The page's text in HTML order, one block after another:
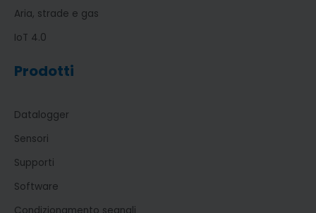
Aria, strade e gas
IoT 4.0
Prodotti
Datalogger
Sensori
Supporti
Software